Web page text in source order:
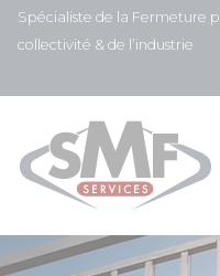
Spécialiste de la Fermeture
collectivité & de l’industrie
Panneau de gestion des